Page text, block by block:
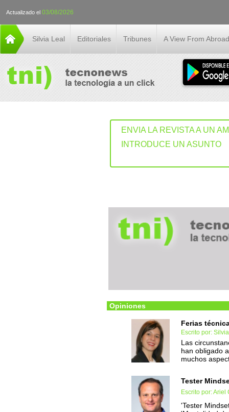
Actualizado el 03/08/2026
Silvia Leal Editoriales Tribunes A View From Abroad
ENVIA LA REVISTA A UN
INTRODUCE UN ASUNTO
Opiniones
Ferias
Escrito por:
Las
han obligado
muchos
Tester
Escrito por: Ariel
'Tester